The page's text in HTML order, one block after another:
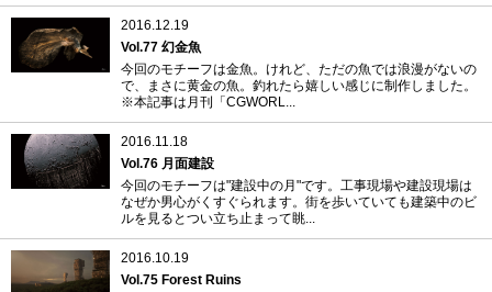
2016.12.19
Vol.77 幻金魚
今回のモチーフは金魚。けれど、ただの魚では浪漫がないの
で、まさに黄金の魚。釣れたら嬉しい感じに制作しました。
※本記事は月刊「CGWORL...
2016.11.18
Vol.76 月面建設
今回のモチーフは"建設中の月"です。工事現場や建設現場は
なぜか男心がくすぐられます。街を歩いていても建築中のビ
ルを見るとつい立ち止まって眺...
2016.10.19
Vol.75 Forest Ruins